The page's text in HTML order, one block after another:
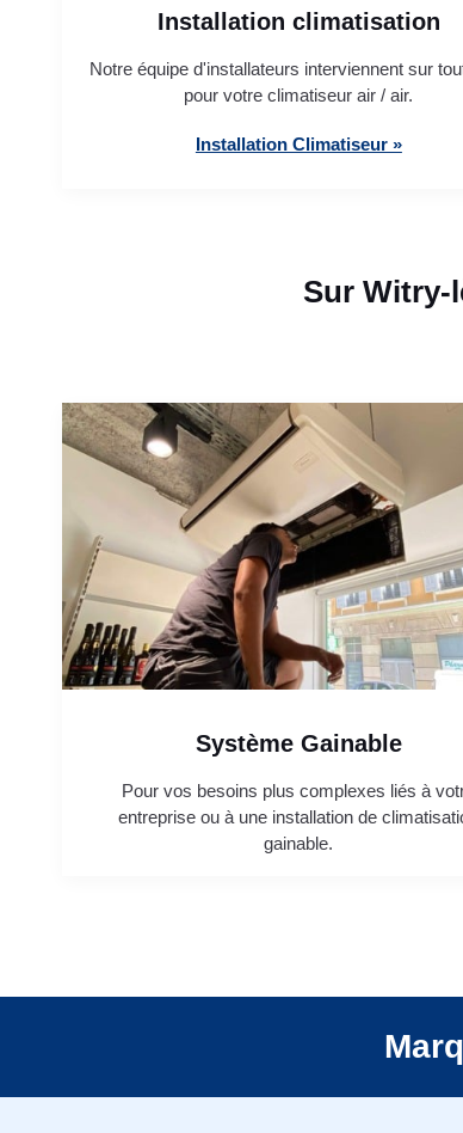
Installation climatisation
Notre équipe d'installateurs interviennent sur
pour votre climatiseur air / air.
Installation Climatiseur »
Sur Witry-
Système Gainable
Pour vos besoins plus complexes liés à
entreprise ou à une installation de
gainable.